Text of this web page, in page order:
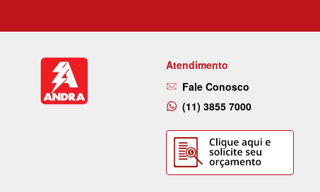
Atendimento
Fale Conosco
(11) 3855 7000